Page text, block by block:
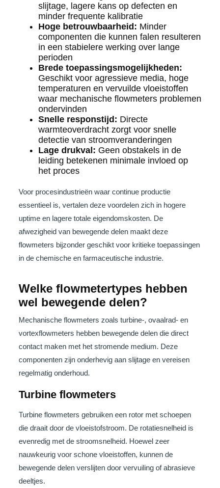
slijtage, lagere kans op defecten en
minder frequente kalibratie
Hoge betrouwbaarheid: Minder
componenten die kunnen falen resulteren
in een stabielere werking over lange
perioden
Brede toepassingsmogelijkheden:
Geschikt voor agressieve media, hoge
temperaturen en vervuilde vloeistoffen
waar mechanische flowmeters problemen
ondervinden
Snelle responstijd: Directe
warmteoverdracht zorgt voor snelle
detectie van stroomveranderingen
Lage drukval: Geen obstakels in de
leiding betekenen minimale invloed op
het proces
Voor procesindustrieën waar continue productie
essentieel is, vertalen deze voordelen zich in hogere
uptime en lagere totale eigendomskosten. De
afwezigheid van bewegende delen maakt deze
flowmeters bijzonder geschikt voor kritieke toepassingen
in de chemische en farmaceutische industrie.
Welke flowmetertypes hebben
wel bewegende delen?
Mechanische flowmeters zoals turbine-, ovaalrad- en
vortexflowmeters hebben bewegende delen die direct
contact maken met het stromende medium. Deze
componenten zijn onderhevig aan slijtage en vereisen
regelmatig onderhoud.
Turbine flowmeters
Turbine flowmeters gebruiken een rotor met schoepen
die draait door de vloeistofstroom. De rotatiesnelheid is
evenredig met de stroomsnelheid. Hoewel zeer
nauwkeurig voor schone vloeistoffen, kunnen de
bewegende delen verslijten door vervuiling of abrasieve
deeltjes.